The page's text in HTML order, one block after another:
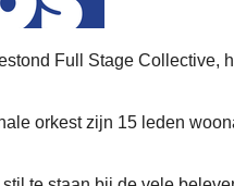
Full Stage Collective,
orkest zijn 15 leden